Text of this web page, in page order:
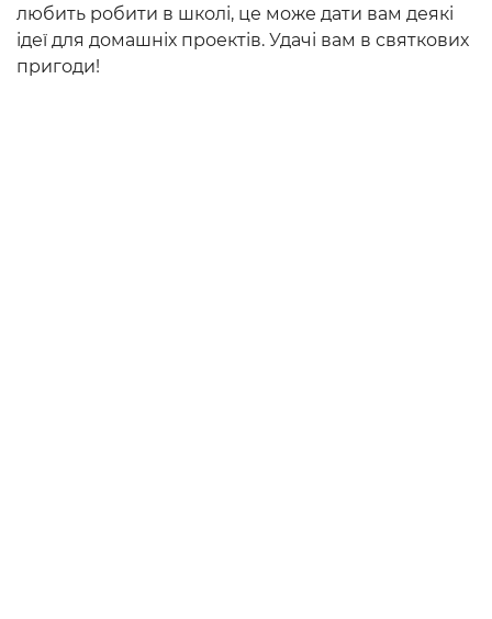
любить робити в школі, це може дати вам деякі
ідеї для домашніх проектів. Удачі вам в святкових
пригоди!